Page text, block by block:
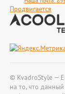
Продвигается
© KvadroStyle —
на то, что